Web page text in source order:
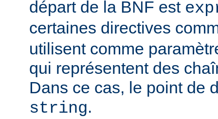
départ de la BNF est
certaines directives
utilisent comme
qui représentent des
Dans ce cas, le point de
string.